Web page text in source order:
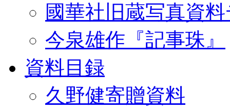
國華社旧蔵写真資
今泉雄作『記事珠』
資料目録
久野健寄贈資料